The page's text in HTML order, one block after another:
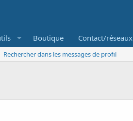
Boutique Contact/réseaux
Rechercher dans les messages de profil